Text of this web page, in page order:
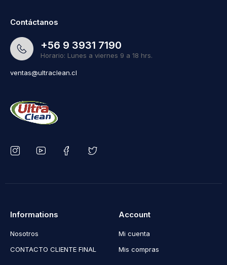
Contáctanos
+56 9 3931 7190
Horario: Lunes a viernes 9 a 18 hrs.
ventas@ultraclean.cl
Informations
Nosotros
CONTACTO CLIENTE FINAL
Account
Mi cuenta
Mis compras